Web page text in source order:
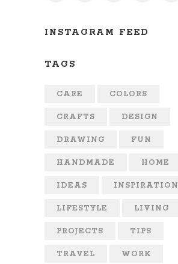
INSTAGRAM FEED
TAGS
CARE COLORS
CRAFTS DESIGN
DRAWING FUN
HANDMADE HOME
IDEAS INSPIRATION
LIFESTYLE LIVING
PROJECTS TIPS
TRAVEL WORK